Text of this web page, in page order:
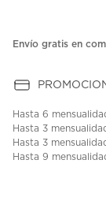
Envío gratis en
Hasta 6
Hasta 3
Hasta 3
Hasta 9